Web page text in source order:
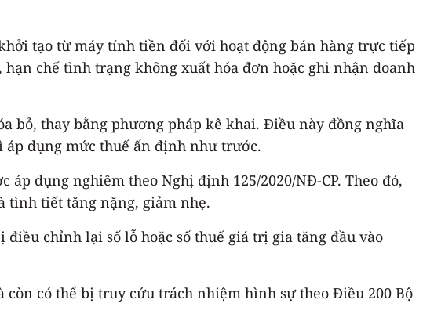
tạo từ máy tính tiền đối với hoạt động bán hàng trực tiếp
chế tình trạng không xuất hóa đơn hoặc ghi nhận doanh
bỏ, thay bằng phương pháp kê khai. Điều này đồng nghĩa
áp dụng mức thuế ấn định như trước.
dụng nghiêm theo Nghị định 125/2020/NĐ-CP. Theo đó,
tình tiết tăng nặng, giảm nhẹ.
chỉnh lại số lỗ hoặc số thuế giá trị gia tăng đầu vào
có thể bị truy cứu trách nhiệm hình sự theo Điều 200 Bộ